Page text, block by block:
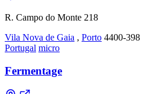
R. Campo do Monte 218
Vila Nova de Gaia , Porto 4400-398
Portugal micro
Fermentage